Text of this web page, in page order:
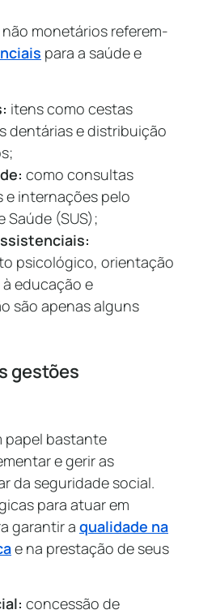
monetários referem-
para a saúde e
itens como cestas
dentárias e distribuição
como consultas
e internações pelo
Saúde (SUS);
psicológico, orientação
educação e
são apenas alguns
gestões
papel bastante
e gerir as
da seguridade social.
para atuar em
garantir a qualidade na
e na prestação de seus
concessão de